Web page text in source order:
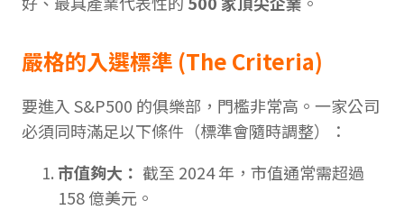
嚴格的入選標準 (The Criteria)
要進入 S&P500 的俱樂部，門檻非常高。一家公司
必須同時滿足以下條件（標準會隨時調整）：
市值夠大： 截至 2024 年，市值通常需超過
158 億美元。